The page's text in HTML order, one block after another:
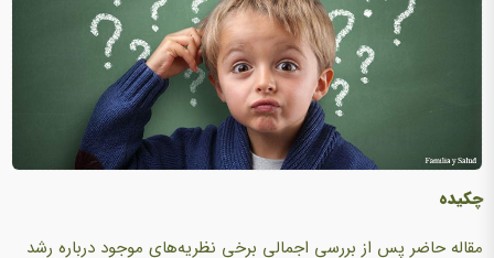
چکیده
مقاله حاضر پس از بررسی اجمالی برخی نظریه‌های موجود درباره رشد